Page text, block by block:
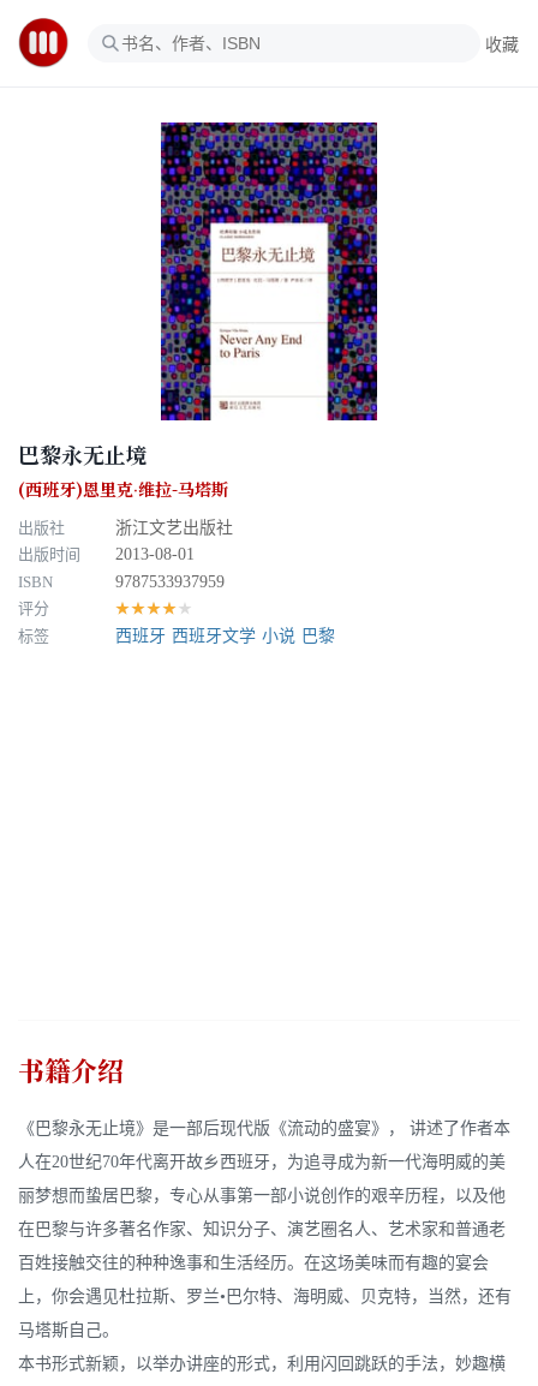
收藏
巴黎永无止境
(西班牙)恩里克·维拉-马塔斯
出版社
浙江文艺出版社
出版时间
2013-08-01
ISBN
9787533937959
评分
★★★★★
标签 西班牙 西班牙文学 小说 巴黎
书籍介绍
《巴黎永无止境》是一部后现代版《流动的盛宴》， 讲述了作者本
人在20世纪70年代离开故乡西班牙，为追寻成为新一代海明威的美
丽梦想而蛰居巴黎，专心从事第一部小说创作的艰辛历程，以及他
在巴黎与许多著名作家、知识分子、演艺圈名人、艺术家和普通老
百姓接触交往的种种逸事和生活经历。在这场美味而有趣的宴会
上，你会遇见杜拉斯、罗兰•巴尔特、海明威、贝克特，当然，还有
马塔斯自己。
本书形式新颖，以举办讲座的形式，利用闪回跳跃的手法，妙趣横